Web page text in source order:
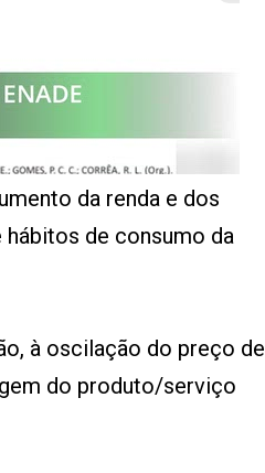
da renda e dos
de consumo da
à oscilação do preço de
do produto/serviço